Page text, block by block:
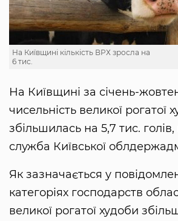
На Київщині кількість ВРХ зросла на
6 тис.
На Київщині за січень-
чисельність великої рогатої
збільшилась на 5,7 тис.
служба Київської
Як зазначається у
категоріях господарств
великої рогатої худоби